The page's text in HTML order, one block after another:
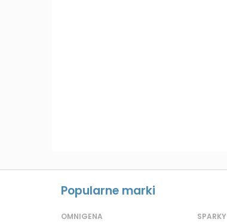
Popularne marki
OMNIGENA SPARKY